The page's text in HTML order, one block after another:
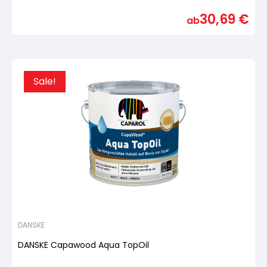
ab30,69€
Sale!
DANSKE
DANSKE Capawood Aqua TopOil